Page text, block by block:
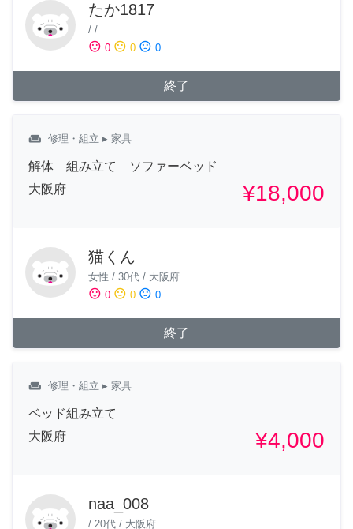
たか1817
/ /
sentiment_satisfied 0 sentiment_neutral 0 sentiment_dissatisfied 0
終了
weekend 修理・組立 ▸ 家具
解体 組み立て ソファーベッド
大阪府
¥18,000
猫くん
女性 / 30代 / 大阪府
sentiment_satisfied 0 sentiment_neutral 0 sentiment_dissatisfied 0
終了
weekend 修理・組立 ▸ 家具
ベッド組み立て
大阪府
¥4,000
naa_008
/ 20代 / 大阪府